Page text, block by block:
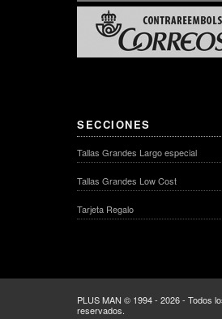
SECCIONES
Tallas Grandes Largo especial
Tallas Grandes Low Cost
Tarjeta Regalo
PLUS MAN © 1994 - 2026 - Todos
reservados.